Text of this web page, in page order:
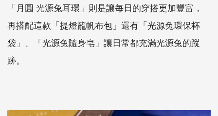
「月圓 光源兔耳環」則是讓每日的穿搭更加豐富，
再搭配這款「提燈籠帆布包」還有「光源兔環保杯
袋」、「光源兔隨身皂」讓日常都充滿光源兔的蹤
跡。